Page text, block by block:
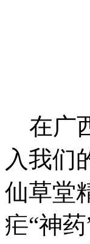
在广
入我们
仙草堂
疟“神药